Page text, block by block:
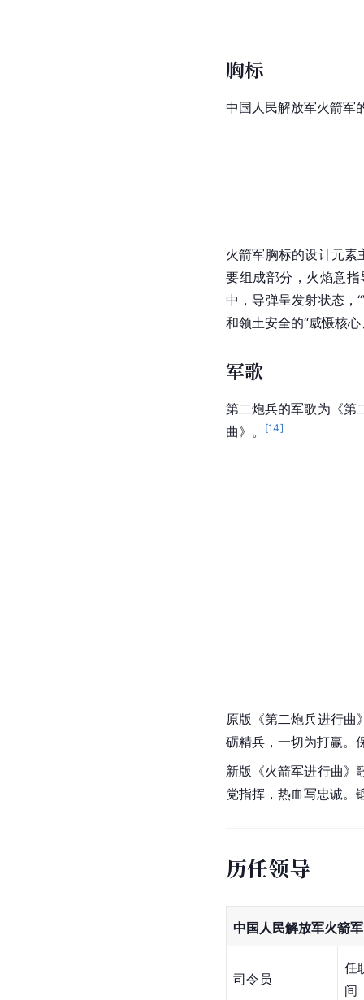
胸标
中国人民解放军火箭军
火箭军胸标的设计元素
要组成部分，火焰意
中，导弹呈发射状态，
和领土安全的“威慑核
军歌
第二炮兵的军歌为《第
曲》。 [14]
原版《第二炮兵进行曲
砺精兵，一切为打赢。
新版《火箭军进行曲》
党指挥，热血写忠诚。
历任领导
中国人民解放军火箭
司令员
任
间